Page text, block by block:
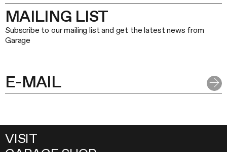
MAILING LIST
Subscribe to our mailing list and get the latest news from
Garage
VISIT